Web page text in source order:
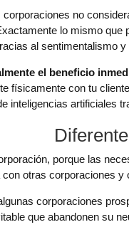
no
lo mismo
al sentimentalismo
el beneficio
físicamente con tu
inteligencias artificiales
porque las
otras corporaciones y
corporaciones
que abandonen su